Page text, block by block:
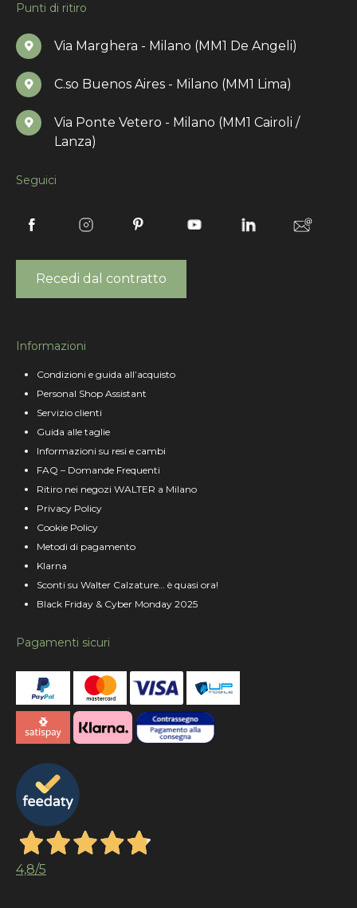
Punti di ritiro
Via Marghera - Milano (MM1 De Angeli)
C.so Buenos Aires - Milano (MM1 Lima)
Via Ponte Vetero - Milano (MM1 Cairoli /
Lanza)
Seguici
Recedi dal contratto
Informazioni
Condizioni e guida all’acquisto
Personal Shop Assistant
Servizio clienti
Guida alle taglie
Informazioni su resi e cambi
FAQ – Domande Frequenti
Ritiro nei negozi WALTER a Milano
Privacy Policy
Cookie Policy
Metodi di pagamento
Klarna
Sconti su Walter Calzature… è quasi ora!
Black Friday & Cyber Monday 2025
Pagamenti sicuri
4,8/5